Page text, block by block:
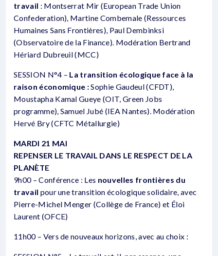
travail : Montserrat Mir (European Trade Union
Confederation), Martine Combemale (Ressources
Humaines Sans Frontières), Paul Dembinksi
(Observatoire de la Finance). Modération Bertrand
Hériard Dubreuil (MCC)
SESSION N°4 – La transition écologique face à la
raison économique :Sophie Gaudeul (CFDT),
Moustapha Kamal Gueye (OIT, Green Jobs
programme), Samuel Jubé (IEA Nantes). Modération
Hervé Bry (CFTC Métallurgie)
MARDI 21 MAI
REPENSER LE TRAVAIL DANS LE RESPECT DE LA
PLANÈTE
9h00 – Conférence : Les nouvelles frontières du
travail pour une transition écologique solidaire, avec
Pierre-Michel Menger (Collège de France) et Éloi
Laurent (OFCE)
11h00 – Vers de nouveaux horizons, avec au choix :